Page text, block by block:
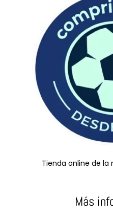
Tienda online de
Más